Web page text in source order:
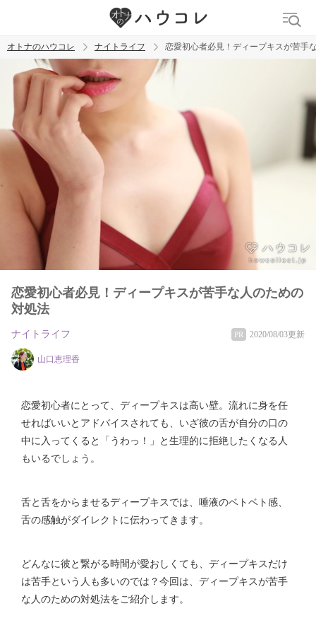
トレンド ワード
ラブグッズ 乳首
オトナのハウコレ ナイトライフ 恋愛初心者必見！ディープキスが苦手
恋愛初心者必見！ディープキスが苦手な人のための
対処法
ナイトライフ PR 2020/08/03更新
山口恵理香
恋愛初心者にとって、ディープキスは高い壁。流れに身を任
せればいいとアドバイスされても、いざ彼の舌が自分の口の
中に入ってくると「うわっ！」と生理的に拒絶したくなる人
もいるでしょう。
舌と舌をからませるディープキスでは、唾液のベトベト感、
舌の感触がダイレクトに伝わってきます。
どんなに彼と繋がる時間が愛おしくても、ディープキスだけ
は苦手という人も多いのでは？今回は、ディープキスが苦手
な人のための対処法をご紹介します。